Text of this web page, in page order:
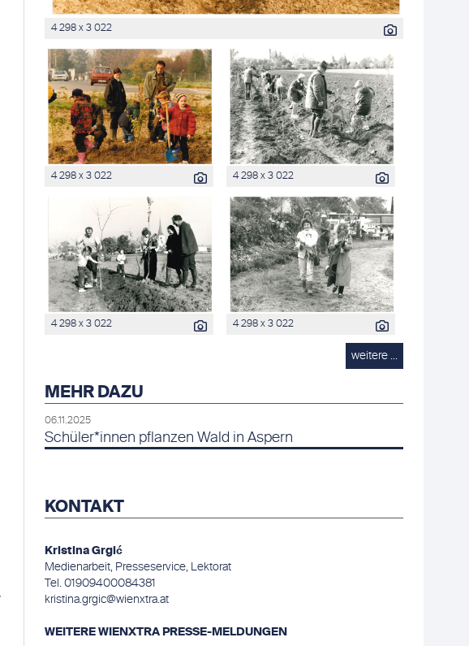
4 298 x 3 022
4 298 x 3 022 4 298 x 3 022
4 298 x 3 022 4 298 x 3 022
weitere ...
MEHR DAZU
06.11.2025
Schüler*innen pflanzen Wald in Aspern
KONTAKT
Kristina Grgić
Medienarbeit, Presseservice, Lektorat
Tel. 01909400084381
kristina.grgic@wienxtra.at
WEITERE WIENXTRA PRESSE-MELDUNGEN